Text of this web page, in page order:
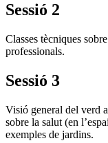
Sessió 2
Classes tècniques
professionals.
Sessió 3
Visió general del verd
sobre la salut (en
exemples de jardins.